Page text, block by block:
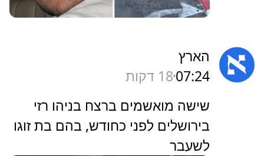
הארץ
07:2418 דקות
‏שישה מואשמים ברצח בניהו רזי
בירושלים לפני כחודש, בהם בת זוגו
לשעבר